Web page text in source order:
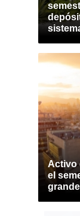
Activo
el